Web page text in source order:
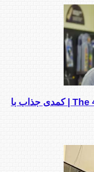
دانلود فیلم The 40-Year-Old Virgin | کمدی جذاب با